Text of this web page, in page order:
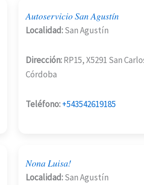
Autoservicio San Agustín
Localidad:San Agustín
Dirección:RP15, X5291 San
Córdoba
Teléfono:+543542619185
Nona Luisa!
Localidad:San Agustín